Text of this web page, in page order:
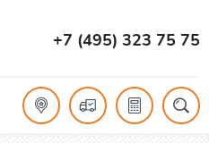
+7 (495) 323 75 75